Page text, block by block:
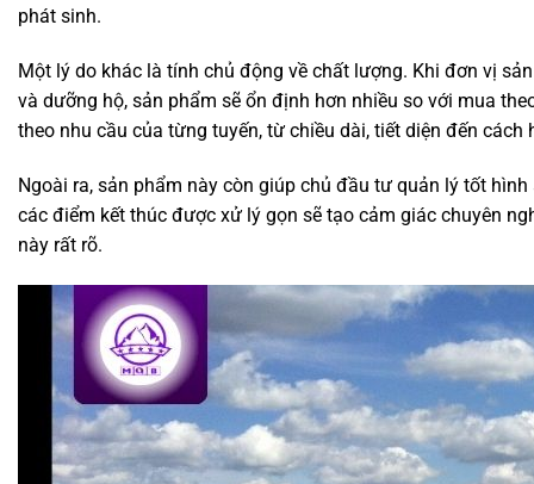
phát sinh.
Một lý do khác là tính chủ động về chất lượng. Khi đơn vị
và dưỡng hộ, sản phẩm sẽ ổn định hơn nhiều so với mua
theo nhu cầu của từng tuyến, từ chiều dài, tiết diện đến cách
Ngoài ra, sản phẩm này còn giúp chủ đầu tư quản lý tốt
các điểm kết thúc được xử lý gọn sẽ tạo cảm giác chuyên
này rất rõ.